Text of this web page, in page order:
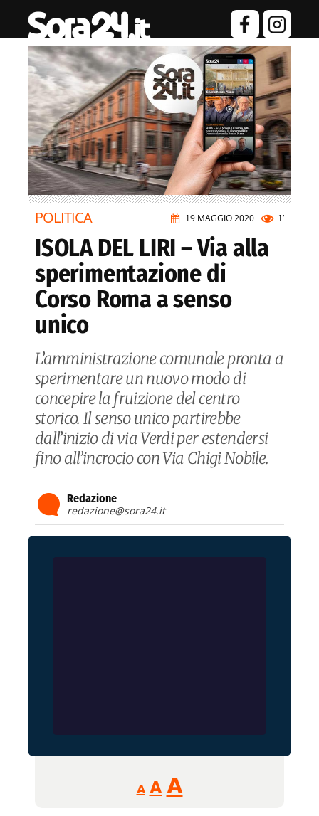
19 MAGGIO 2020 1’
POLITICA
ISOLA DEL LIRI – Via alla
sperimentazione di
Corso Roma a senso
unico
L’amministrazione comunale pronta a
sperimentare un nuovo modo di
concepire la fruizione del centro
storico. Il senso unico partirebbe
dall’inizio di via Verdi per estendersi
fino all’incrocio con Via Chigi Nobile.
Redazione
redazione@sora24.it
A
Reducir
tamaño
A Restablecer
AAumentar